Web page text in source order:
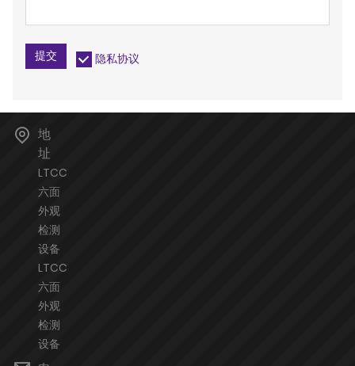
提交 隐私协议
地
址
LTCC
六面
外观
检测
设备
LTCC
六面
外观
检测
设备